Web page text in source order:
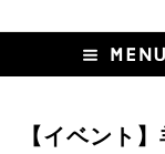
【イベント